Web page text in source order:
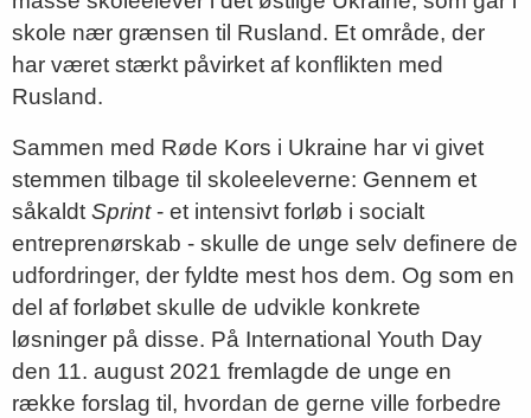
skole nær grænsen til Rusland. Et område, der
har været stærkt påvirket af konflikten med
Rusland.
Sammen med Røde Kors i Ukraine har vi givet
stemmen tilbage til skoleeleverne: Gennem et
såkaldt Sprint- et intensivt forløb i socialt
entreprenørskab - skulle de unge selv definere de
udfordringer, der fyldte mest hos dem. Og som en
del af forløbet skulle de udvikle konkrete
løsninger på disse. På International Youth Day
den 11. august 2021 fremlagde de unge en
række forslag til, hvordan de gerne ville forbedre